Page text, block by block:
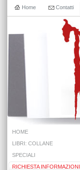
Home Contatti
HOME
LIBRI: COLLANE
SPECIALI
RICHIESTA INFORMAZIONI